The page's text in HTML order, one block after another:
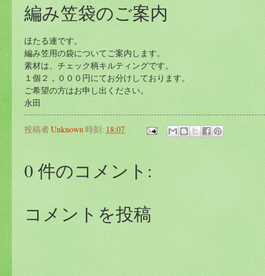
編み笠袋のご案内
ほたる連です。
編み笠用の袋についてご案内します。
素材は、チェック柄キルティングです。
１個２，０００円にてお分けしております。
ご希望の方はお申し出ください。
永田
投稿者Unknown時刻: 18:07
0 件のコメント:
コメントを投稿